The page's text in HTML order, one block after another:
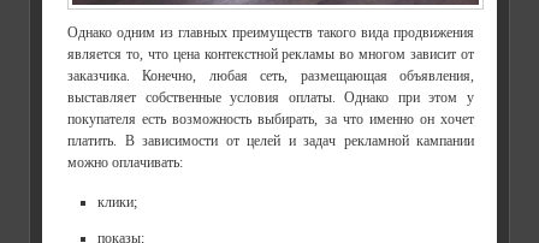
Однако одним из главных преимуществ такого вида продвижения
является то, что цена контекстной рекламы во многом зависит от
заказчика. Конечно, любая сеть, размещающая объявления,
выставляет собственные условия оплаты. Однако при этом у
покупателя есть возможность выбирать, за что именно он хочет
платить. В зависимости от целей и задач рекламной кампании
можно оплачивать:
клики;
показы;